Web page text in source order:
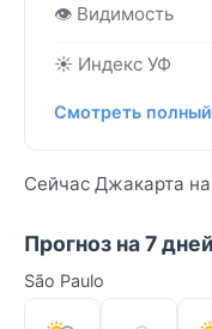
👁️ Видимость
☀️ Индекс УФ
Смотреть
Сейчас Джакарта
Прогноз на 7 дней
São Paulo